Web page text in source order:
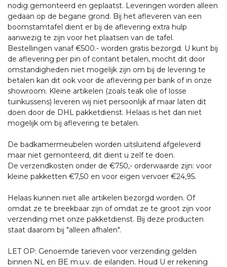
nodig gemonteerd en geplaatst. Leveringen worden alleen
gedaan op de begane grond. Bij het afleveren van een
boomstamtafel dient er bij de aflevering extra hulp
aanwezig te zijn voor het plaatsen van de tafel.
Bestellingen vanaf €500.- worden gratis bezorgd. U kunt bij
de aflevering per pin of contant betalen, mocht dit door
omstandigheden niet mogelijk zijn om bij de levering te
betalen kan dit ook voor de aflevering per bank of in onze
showroom. Kleine artikelen (zoals teak olie of losse
tuinkussens) leveren wij niet persoonlijk af maar laten dit
doen door de DHL pakketdienst. Helaas is het dan niet
mogelijk om bij aflevering te betalen.
De badkamermeubelen worden uitsluitend afgeleverd
maar niet gemonteerd, dit dient u zelf te doen.
De verzendkosten onder de €750,- orderwaarde zijn: voor
kleine pakketten €7,50 en voor eigen vervoer €24,95.
Helaas kunnen niet alle artikelen bezorgd worden. Of
omdat ze te breekbaar zijn of omdat ze te groot zijn voor
verzending met onze pakketdienst. Bij deze producten
staat daarom bij "alleen afhalen".
LET OP: Genoemde tarieven voor verzending gelden
binnen NL en BE m.u.v. de eilanden. Houd U er rekening